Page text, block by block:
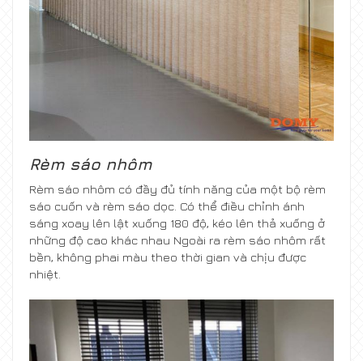
Rèm sáo nhôm
Rèm sáo nhôm có đầy đủ tính năng của một bộ rèm
sáo cuốn và rèm sáo dọc. Có thể điều chỉnh ánh
sáng xoay lên lật xuống 180 độ, kéo lên thả xuống ở
những độ cao khác nhau Ngoài ra rèm sáo nhôm rất
bền, không phai màu theo thời gian và chịu được
nhiệt.